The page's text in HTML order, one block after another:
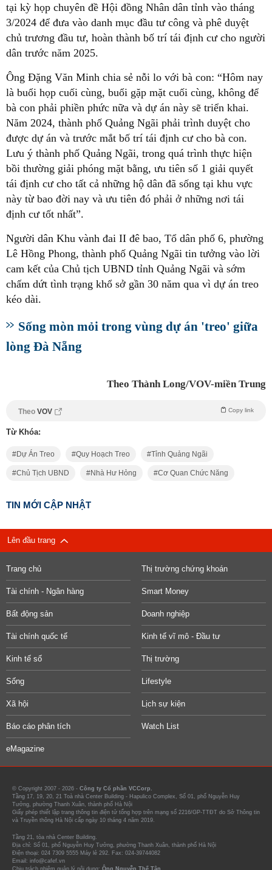
tại kỳ họp chuyên đề Hội đồng Nhân dân tỉnh vào tháng
3/2024 để đưa vào danh mục đầu tư công và phê duyệt
chủ trương đầu tư, hoàn thành bố trí tái định cư cho người
dân trước năm 2025.
Ông Đặng Văn Minh chia sẻ nỗi lo với bà con: “Hôm nay
là buổi họp cuối cùng, buổi gặp mặt cuối cùng, không để
bà con phải phiền phức nữa và dự án này sẽ triển khai.
Năm 2024, thành phố Quảng Ngãi phải trình duyệt cho
được dự án và trước mắt bố trí tái định cư cho bà con.
Lưu ý thành phố Quảng Ngãi, trong quá trình thực hiện
bồi thường giải phóng mặt bằng, ưu tiên số 1 giải quyết
tái định cư cho tất cả những hộ dân đã sống tại khu vực
này từ bao đời nay và ưu tiên đó phải ở những nơi tái
định cư tốt nhất”.
Người dân Khu vành đai II đê bao, Tổ dân phố 6, phường
Lê Hồng Phong, thành phố Quảng Ngãi tin tưởng vào lời
cam kết của Chủ tịch UBND tỉnh Quảng Ngãi và sớm
chấm dứt tình trạng khổ sở gần 30 năm qua vì dự án treo
kéo dài.
Sống mòn mỏi trong vùng dự án 'treo' giữa
lòng Đà Nẵng
Theo Thành Long/VOV-miền Trung
Theo VOV Copy link
Từ Khóa:
Dự Án Treo Quy Hoạch Treo Tỉnh Quảng Ngãi
Chủ Tịch UBND Nhà Hư Hỏng Cơ Quan Chức Năng
TIN MỚI CẬP NHẬT
Lên đầu trang
Trang chủ Thị trường chứng khoán
Tài chính - Ngân hàng Smart Money
Bất động sản Doanh nghiệp
Tài chính quốc tế Kinh tế vĩ mô - Đầu tư
Kinh tế số Thị trường
Sống Lifestyle
Xã hội Lịch sự kiện
Báo cáo phân tích Watch List
eMagazine
© Copyright 2007 - 2026 - Công ty Cổ phần VCCorp.
Tầng 17, 19, 20, 21 Toà nhà Center Building - Hapulico Complex, Số 01, phố Nguyễn Huy
Tưởng, phường Thanh Xuân, thành phố Hà Nội
Giấy phép thiết lập trang thông tin điện tử tổng hợp trên mạng số 2216/GP-TTĐT do Sở Thông tin
và Truyền thông Hà Nội cấp ngày 10 tháng 4 năm 2019.
Tầng 21, tòa nhà Center Building.
Địa chỉ: Số 01, phố Nguyễn Huy Tưởng, phường Thanh Xuân, thành phố Hà Nội
Điện thoại: 024 7309 5555 Máy lẻ 292. Fax: 024-39744082
Email: info@cafef.vn
Chịu trách nhiệm quản lý nội dung: Ông Nguyễn Thế Tân